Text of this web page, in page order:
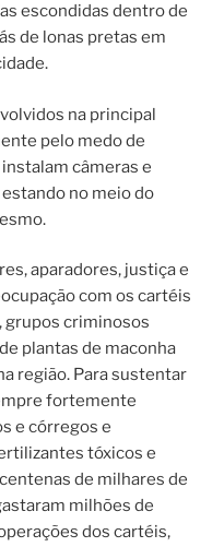
escondidas dentro de
de lonas pretas em
na principal
pelo medo de
câmeras e
no meio do
aparadores, justiça e
com os cartéis
grupos criminosos
plantas de maconha
região. Para sustentar
fortemente
e córregos e
tóxicos e
de milhares de
milhões de
dos cartéis,